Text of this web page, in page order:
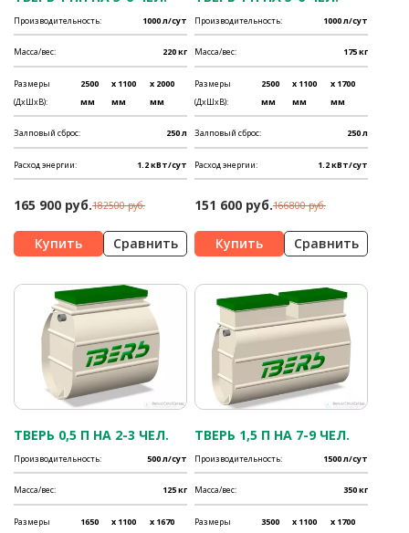
Производительность: 1000 л/сут
Масса/вес: 220 кг
Размеры
(ДхШхВ):
2500
мм
x 1100
мм
x 2000
мм
Залповый сброс: 250 л
Расход энергии: 1.2 кВт/сут
165 900 руб.182500 руб.
Сравнить
Производительность: 1000 л/сут
Масса/вес: 175 кг
Размеры
(ДхШхВ):
2500
мм
x 1100
мм
x 1700
мм
Залповый сброс: 250 л
Расход энергии: 1.2 кВт/сут
151 600 руб.166800 руб.
Сравнить
ТВЕРЬ 0,5 П НА 2-3 ЧЕЛ.
Производительность: 500 л/сут
Масса/вес: 125 кг
Размеры 1650 x 1100 x 1670
ТВЕРЬ 1,5 П НА 7-9 ЧЕЛ.
Производительность: 1500 л/сут
Масса/вес: 350 кг
Размеры 3500 x 1100 x 1700